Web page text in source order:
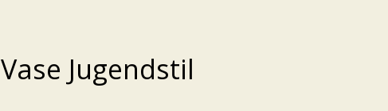
Vase Jugendstil